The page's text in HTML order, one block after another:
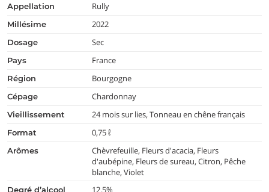
appellation Rully
millésime 2022
dosage Sec
pays France
région Bourgogne
cépage Chardonnay
vieillissement 24 mois sur lies, Tonneau en chêne français
format 0,75 ℓ
arômes
Chèvrefeuille, Fleurs d'acacia, Fleurs
d'aubépine, Fleurs de sureau, Citron, Pêche
blanche, Violet
degré d’alcool 12.5%